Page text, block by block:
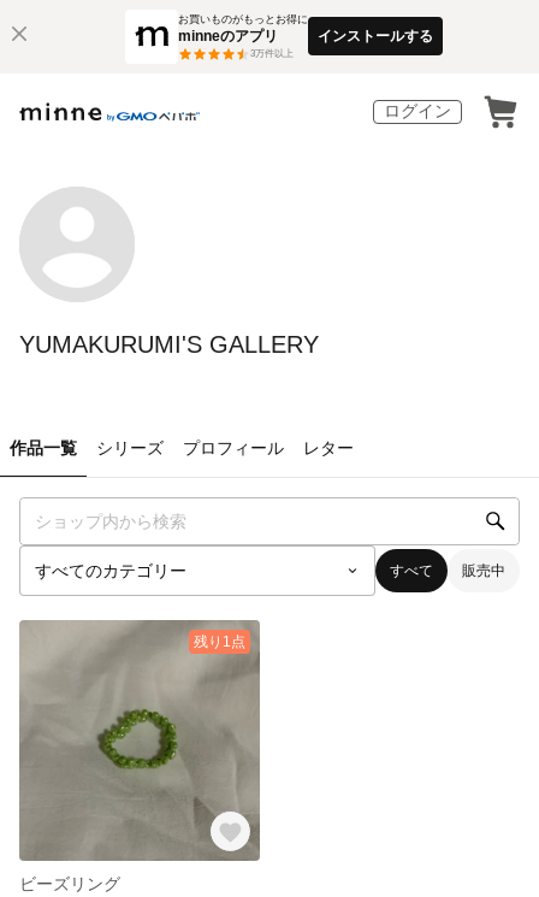
お買いものがもっとお得に
minneのアプリ
3万件以上
インストールする
ログイン
YUMAKURUMI'S GALLERY
作品一覧 シリーズ プロフィール レター
すべて 販売中
残り1点
ビーズリング